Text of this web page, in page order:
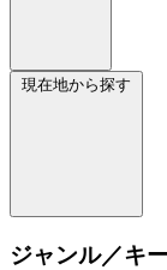
現在地から探す
ジャンル／キ